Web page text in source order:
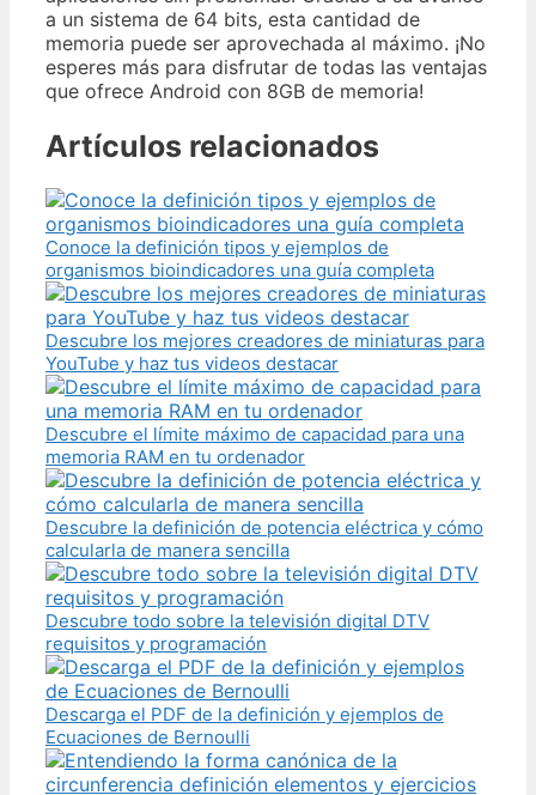
a un sistema de 64 bits, esta cantidad de
memoria puede ser aprovechada al máximo. ¡No
esperes más para disfrutar de todas las ventajas
que ofrece Android con 8GB de memoria!
Artículos relacionados
Conoce la definición tipos y ejemplos de
organismos bioindicadores una guía completa
Descubre los mejores creadores de miniaturas para
YouTube y haz tus videos destacar
Descubre el límite máximo de capacidad para una
memoria RAM en tu ordenador
Descubre la definición de potencia eléctrica y cómo
calcularla de manera sencilla
Descubre todo sobre la televisión digital DTV
requisitos y programación
Descarga el PDF de la definición y ejemplos de
Ecuaciones de Bernoulli